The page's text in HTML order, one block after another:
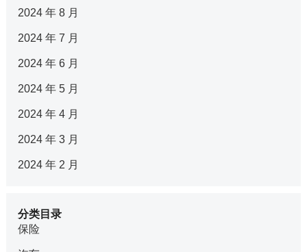
2024 年 8 月
2024 年 7 月
2024 年 6 月
2024 年 5 月
2024 年 4 月
2024 年 3 月
2024 年 2 月
分类目录
保险